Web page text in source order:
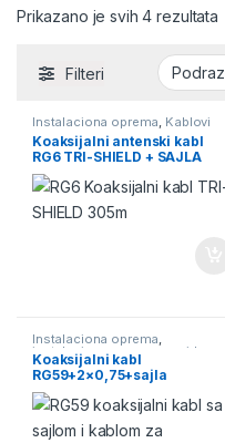
Prikazano je svih 4 rezultata
Filteri
Instalaciona oprema Kablovi
Koaksijalni antenski kabl
RG6 TRI-SHIELD + SAJLA
Instalaciona oprema,
instalaciona oprema za video
nadzor,Kablovi,Kablovi za video
nadzor,Video Nadzor
Koaksijalni kabl
RG59+2×0,75+sajla